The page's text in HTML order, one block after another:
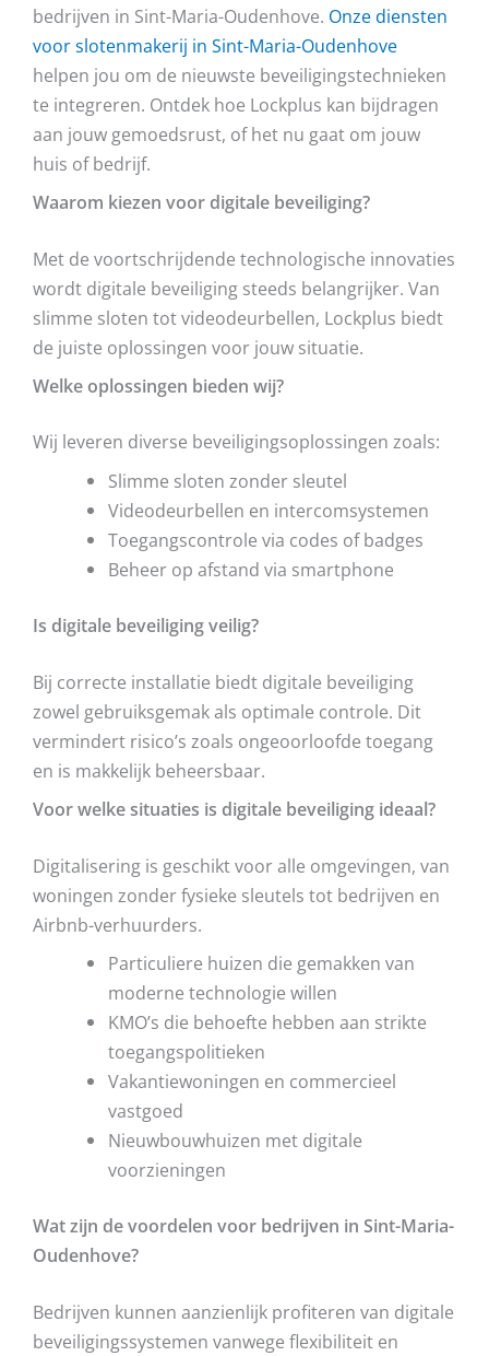
bedrijven in Sint-Maria-Oudenhove. Onze diensten
voor slotenmakerij in Sint-Maria-Oudenhove
helpen jou om de nieuwste beveiligingstechnieken
te integreren. Ontdek hoe Lockplus kan bijdragen
aan jouw gemoedsrust, of het nu gaat om jouw
huis of bedrijf.
Waarom kiezen voor digitale beveiliging?
Met de voortschrijdende technologische innovaties
wordt digitale beveiliging steeds belangrijker. Van
slimme sloten tot videodeurbellen, Lockplus biedt
de juiste oplossingen voor jouw situatie.
Welke oplossingen bieden wij?
Wij leveren diverse beveiligingsoplossingen zoals:
Slimme sloten zonder sleutel
Videodeurbellen en intercomsystemen
Toegangscontrole via codes of badges
Beheer op afstand via smartphone
Is digitale beveiliging veilig?
Bij correcte installatie biedt digitale beveiliging
zowel gebruiksgemak als optimale controle. Dit
vermindert risico’s zoals ongeoorloofde toegang
en is makkelijk beheersbaar.
Voor welke situaties is digitale beveiliging ideaal?
Digitalisering is geschikt voor alle omgevingen, van
woningen zonder fysieke sleutels tot bedrijven en
Airbnb-verhuurders.
Particuliere huizen die gemakken van
moderne technologie willen
KMO’s die behoefte hebben aan strikte
toegangspolitieken
Vakantiewoningen en commercieel
vastgoed
Nieuwbouwhuizen met digitale
voorzieningen
Wat zijn de voordelen voor bedrijven in Sint-Maria-
Oudenhove?
Bedrijven kunnen aanzienlijk profiteren van digitale
beveiligingssystemen vanwege flexibiliteit en